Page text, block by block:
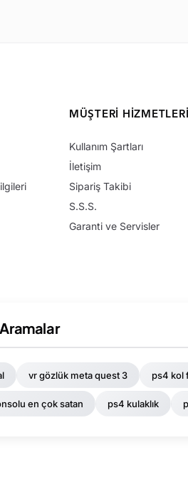
MÜŞTERI HIZMETLERI
Kullanım Şartları
İletişim
Sipariş Takibi
S.S.S.
Garanti ve Servisler
vr gözlük meta quest 3 ps4 kol
en çok satan ps4 kulaklık